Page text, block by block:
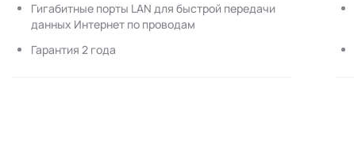
Гигабитные порты LAN для быстрой передачи
данных Интернет по проводам
Гарантия 2 года